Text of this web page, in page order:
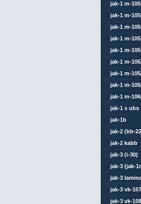
jak-1 m-
jak-1 m-
jak-1 m-
jak-1 m-
jak-1 m-
jak-1 m-
jak-1 m-
jak-1 m-
jak-1 m-
jak-1 s ubs
jak-1b
jak-2 (bb-
jak-2 kabb
jak-3 (i-30)
jak-3 (jak-
jak-3
jak-3 vk-
jak-3 vk-108